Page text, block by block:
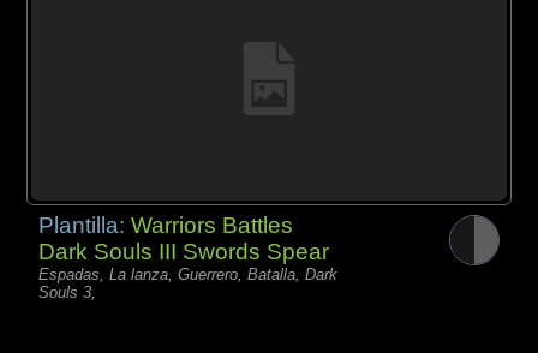
Plantilla:Warriors Battles
Dark Souls III Swords Spear
Espadas, La lanza, Guerrero, Batalla, Dark
Souls 3,